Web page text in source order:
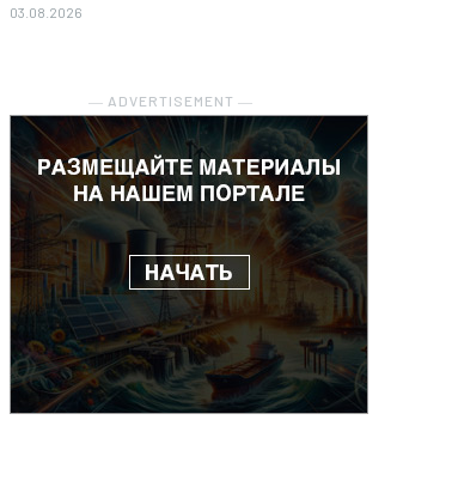
03.08.2026
― ADVERTISEMENT ―